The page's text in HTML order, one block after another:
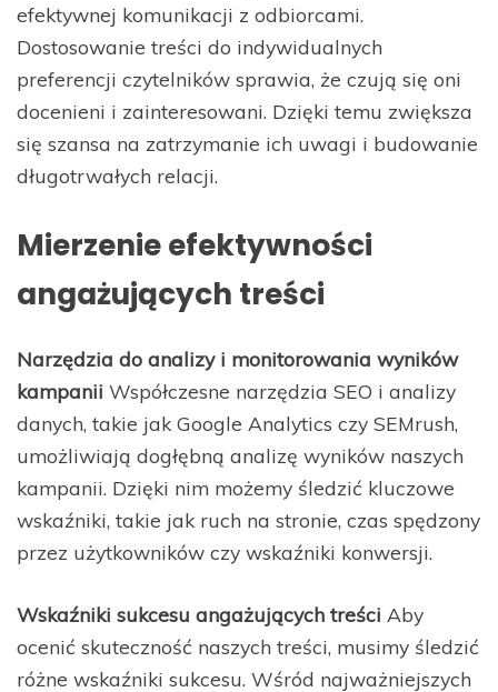
efektywnej komunikacji z odbiorcami.
Dostosowanie treści do indywidualnych
preferencji czytelników sprawia, że czują się oni
docenieni i zainteresowani. Dzięki temu zwiększa
się szansa na zatrzymanie ich uwagi i budowanie
długotrwałych relacji.
Mierzenie efektywności
angażujących treści
Narzędzia do analizy i monitorowania wyników
kampanii Współczesne narzędzia SEO i analizy
danych, takie jak Google Analytics czy SEMrush,
umożliwiają dogłębną analizę wyników naszych
kampanii. Dzięki nim możemy śledzić kluczowe
wskaźniki, takie jak ruch na stronie, czas spędzony
przez użytkowników czy wskaźniki konwersji.
Wskaźniki sukcesu angażujących treści Aby
ocenić skuteczność naszych treści, musimy śledzić
różne wskaźniki sukcesu. Wśród najważniejszych